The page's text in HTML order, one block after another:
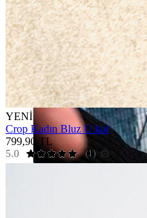
YENİ
Crop Kadın Bluz U.kol
799,90 TL
5.0 (1)